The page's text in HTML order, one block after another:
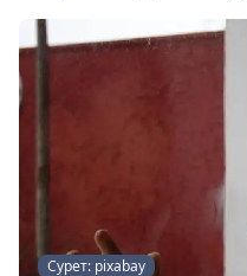
Сурет: pixabay